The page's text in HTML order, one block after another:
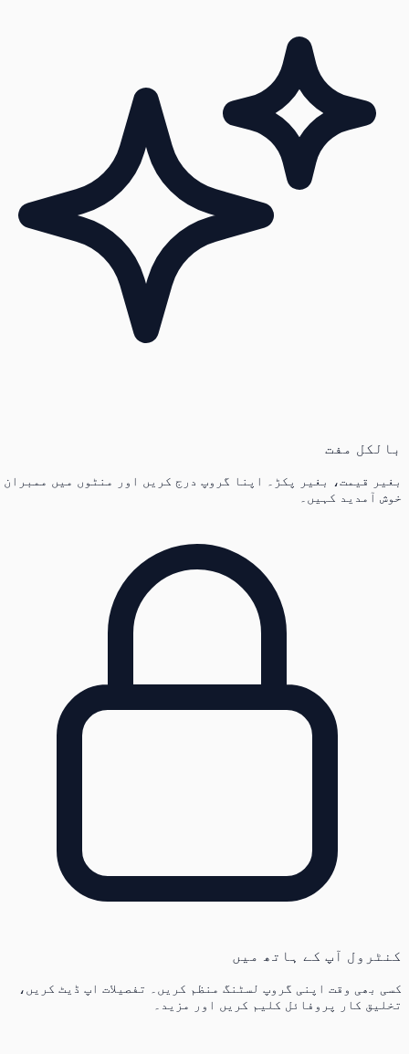
بالکل مفت
بغیر قیمت، بغیر پکڑ۔ اپنا گروپ درج کریں اور منٹوں میں ممبران
خوش آمدید کہیں۔
کنٹرول آپ کے ہاتھ میں
کسی بھی وقت اپنی گروپ لسٹنگ منظم کریں۔ تفصیلات اپ ڈیٹ کریں،
تخلیق کار پروفائل کلیم کریں اور مزید۔